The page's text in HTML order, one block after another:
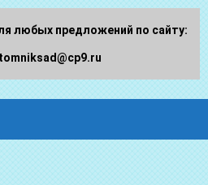
любых предложений по сайту: